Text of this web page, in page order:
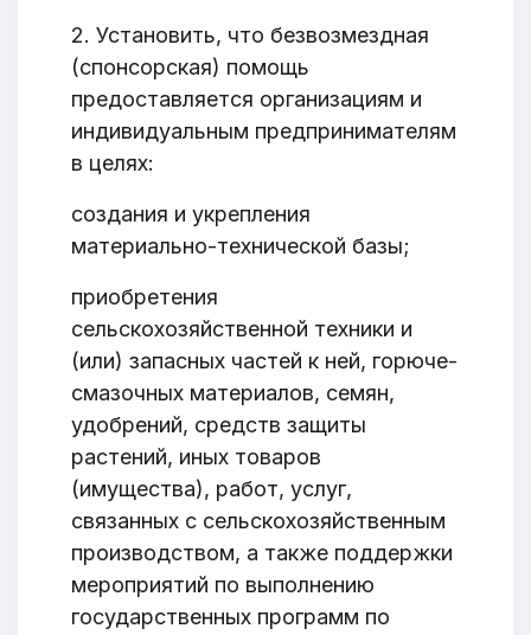
2. Установить, что безвозмездная
(спонсорская) помощь
предоставляется организациям и
индивидуальным предпринимателям
в целях:
создания и укрепления
материально-технической базы;
приобретения
сельскохозяйственной техники и
(или) запасных частей к ней, горюче-
смазочных материалов, семян,
удобрений, средств защиты
растений, иных товаров
(имущества), работ, услуг,
связанных с сельскохозяйственным
производством, а также поддержки
мероприятий по выполнению
государственных программ по